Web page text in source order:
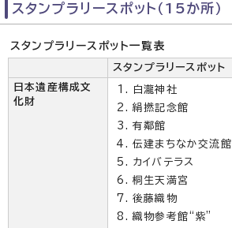
スタンプラリースポット（15か所）
スタンプラリースポット一覧表
スタンプラリースポット
日本遺産構成文
化財
白瀧神社
絹撚記念館
有鄰館
伝建まちなか交流館
カイバテラス
桐生天満宮
後藤織物
織物参考館“紫”